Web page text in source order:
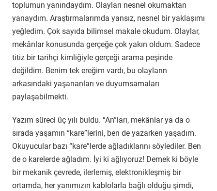
toplumun yanındaydım. Olayları nesnel okumaktan
yanaydım. Araştırmalarımda yansız, nesnel bir yaklaşımı
yeğledim. Çok sayıda bilimsel makale okudum. Olaylar,
mekânlar konusunda gerçeğe çok yakın oldum. Sadece
titiz bir tarihçi kimliğiyle gerçeği arama peşinde
değildim. Benim tek ereğim vardı, bu olayların
arkasındaki yaşananları ve duyumsamaları
paylaşabilmekti.
Yazım süreci üç yılı buldu. “An”ları, mekânlar ya da o
sırada yaşamın “kare”lerini, ben de yazarken yaşadım.
Okuyucular bazı “kare”lerde ağladıklarını söylediler. Ben
de o karelerde ağladım. İyi ki ağlıyoruz! Demek ki böyle
bir mekanik çevrede, ilerlemiş, elektronikleşmiş bir
ortamda, her yanımızın kablolarla bağlı olduğu şimdi,